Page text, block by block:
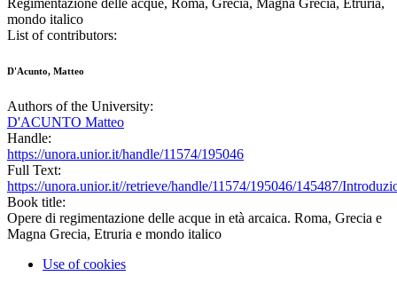
Regimentazione delle acque, Roma, Grecia, Magna Grecia, Etruria,
mondo italico
List of contributors:
D'Acunto, Matteo
Authors of the University:
D'ACUNTO Matteo
Handle:
https://unora.unior.it/handle/11574/195046
Full Text:
https://unora.unior.it//retrieve/handle/11574/195046/145487/
Book title:
Opere di regimentazione delle acque in età arcaica. Roma, Grecia e
Magna Grecia, Etruria e mondo italico
Use of cookies